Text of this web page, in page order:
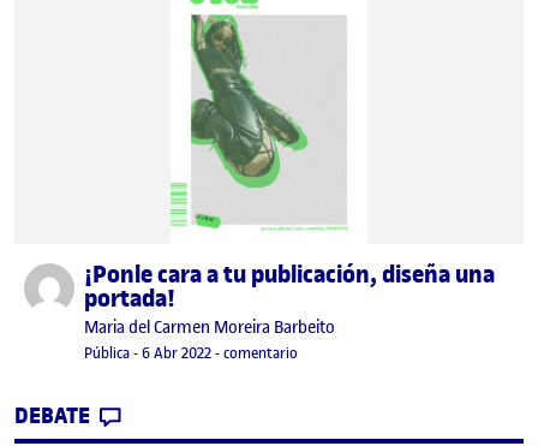
Publicado por¡Ponle cara a tu publicación, diseña una
portada!
Publicado por
Maria del Carmen Moreira Barbeito
Visibilidad:
Pública-Fecha de publicación
6 Abr 2022-comentario
DEBATE